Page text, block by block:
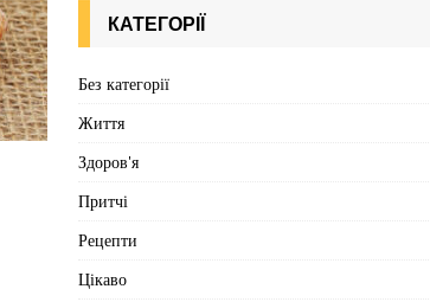
КАТЕГОРІЇ
Без категорії
Життя
Здоров'я
Притчі
Рецепти
Цікаво